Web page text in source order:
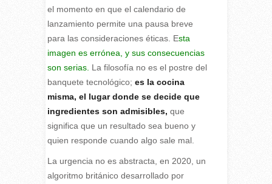
el momento en que el calendario de
lanzamiento permite una pausa breve
para las consideraciones éticas. Esta
imagen es errónea, y sus consecuencias
son serias. La filosofía no es el postre del
banquete tecnológico; es la cocina
misma, el lugar donde se decide que
ingredientes son admisibles, que
significa que un resultado sea bueno y
quien responde cuando algo sale mal.
La urgencia no es abstracta, en 2020, un
algoritmo británico desarrollado por